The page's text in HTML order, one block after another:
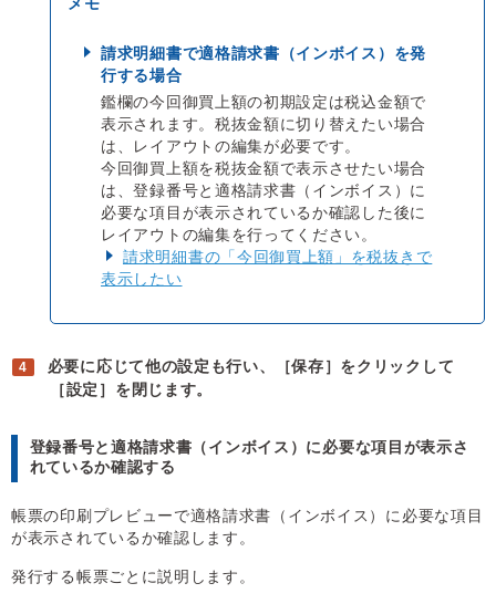
請求明細書で適格請求書（インボイス）を発
行する場合
鑑欄の今回御買上額の初期設定は税込金額で
表示されます。税抜金額に切り替えたい場合
は、レイアウトの編集が必要です。
今回御買上額を税抜金額で表示させたい場合
は、登録番号と適格請求書（インボイス）に
必要な項目が表示されているか確認した後に
レイアウトの編集を行ってください。
請求明細書の「今回御買上額」を税抜きで
表示したい
必要に応じて他の設定も行い、［保存］をクリックして
［設定］を閉じます。
登録番号と適格請求書（インボイス）に必要な項目が表示さ
れているか確認する
帳票の印刷プレビューで適格請求書（インボイス）に必要な項目
が表示されているか確認します。
発行する帳票ごとに説明します。